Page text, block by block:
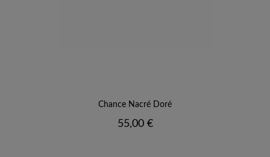
Chance Nacré Doré
Prix
55,00 €